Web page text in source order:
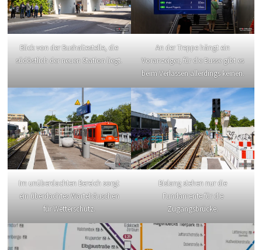
Blick von der Bushaltestelle, die
südöstlich der neuen Station liegt.
An der Treppe hängt ein
Voranzeiger, für die Busse gibt es
beim Verlassen allerdings keinen.
Im unüberdachten Bereich sorgt
ein überdachtes Wartehäuschen
für Wetterschutz.
Bislang stehen nur die
Fundamente für die
Zugangsbrücke.